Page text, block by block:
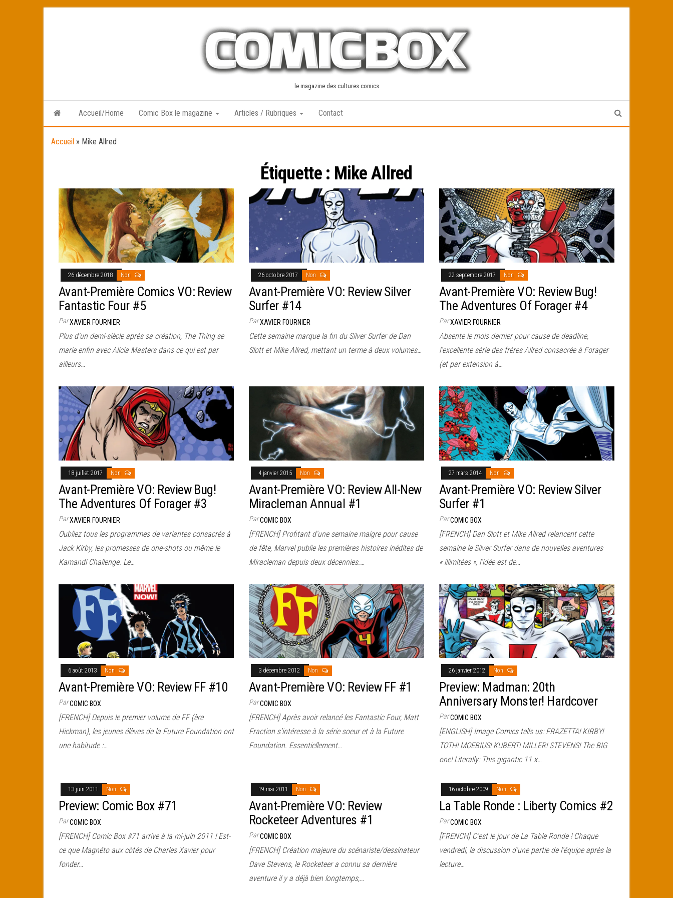
le magazine des cultures comics
Accueil/Home Comic Box le magazine Articles / Rubriques Contact
Accueil » Mike Allred
Étiquette : Mike Allred
26 décembre 2018 Non
Avant-Première Comics VO: Review
Fantastic Four #5
ParXAVIER FOURNIER
Plus d’un demi-siècle après sa création, The Thing se
marie enfin avec Alicia Masters dans ce qui est par
ailleurs…
26 octobre 2017 Non
Avant-Première VO: Review Silver
Surfer #14
ParXAVIER FOURNIER
Cette semaine marque la fin du Silver Surfer de Dan
Slott et Mike Allred, mettant un terme à deux volumes…
22 septembre 2017 Non
Avant-Première VO: Review Bug!
The Adventures Of Forager #4
ParXAVIER FOURNIER
Absente le mois dernier pour cause de deadline,
l’excellente série des frères Allred consacrée à Forager
(et par extension à…
18 juillet 2017 Non
Avant-Première VO: Review Bug!
The Adventures Of Forager #3
ParXAVIER FOURNIER
Oubliez tous les programmes de variantes consacrés à
Jack Kirby, les promesses de one-shots ou même le
Kamandi Challenge. Le…
4 janvier 2015 Non
Avant-Première VO: Review All-New
Miracleman Annual #1
ParCOMIC BOX
[FRENCH] Profitant d’une semaine maigre pour cause
de fête, Marvel publie les premières histoires inédites de
Miracleman depuis deux décennies.…
27 mars 2014 Non
Avant-Première VO: Review Silver
Surfer #1
ParCOMIC BOX
[FRENCH] Dan Slott et Mike Allred relancent cette
semaine le Silver Surfer dans de nouvelles aventures
« illimitées », l’idée est de…
6 août 2013 Non
Avant-Première VO: Review FF #10
ParCOMIC BOX
[FRENCH] Depuis le premier volume de FF (ère
Hickman), les jeunes élèves de la Future Foundation ont
une habitude :…
3 décembre 2012 Non
Avant-Première VO: Review FF #1
ParCOMIC BOX
[FRENCH] Après avoir relancé les Fantastic Four, Matt
Fraction s’intéresse à la série soeur et à la Future
Foundation. Essentiellement…
26 janvier 2012 Non
Preview: Madman: 20th
Anniversary Monster! Hardcover
ParCOMIC BOX
[ENGLISH] Image Comics tells us: FRAZETTA! KIRBY!
TOTH! MOEBIUS! KUBERT! MILLER! STEVENS! The BIG
one! Literally: This gigantic 11 x…
13 juin 2011 Non
Preview: Comic Box #71
ParCOMIC BOX
[FRENCH] Comic Box #71 arrive à la mi-juin 2011 ! Est-
ce que Magnéto aux côtés de Charles Xavier pour
fonder…
19 mai 2011 Non
Avant-Première VO: Review
Rocketeer Adventures #1
ParCOMIC BOX
[FRENCH] Création majeure du scénariste/dessinateur
Dave Stevens, le Rocketeer a connu sa dernière
aventure il y a déjà bien longtemps,…
16 octobre 2009 Non
La Table Ronde : Liberty Comics #2
ParCOMIC BOX
[FRENCH] C’est le jour de La Table Ronde ! Chaque
vendredi, la discussion d’une partie de l’équipe après la
lecture…